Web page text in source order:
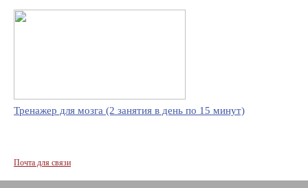
Тренажер для мозга (2 занятия в день по 15 минут)
Почта для связи